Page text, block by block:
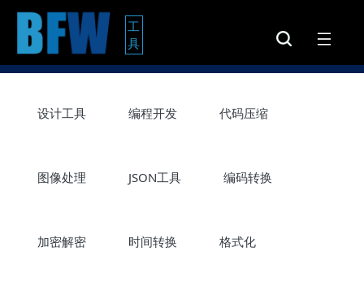
工
具
设计工具 编程开发 代码压缩
图像处理 JSON工具 编码转换
加密解密 时间转换 格式化